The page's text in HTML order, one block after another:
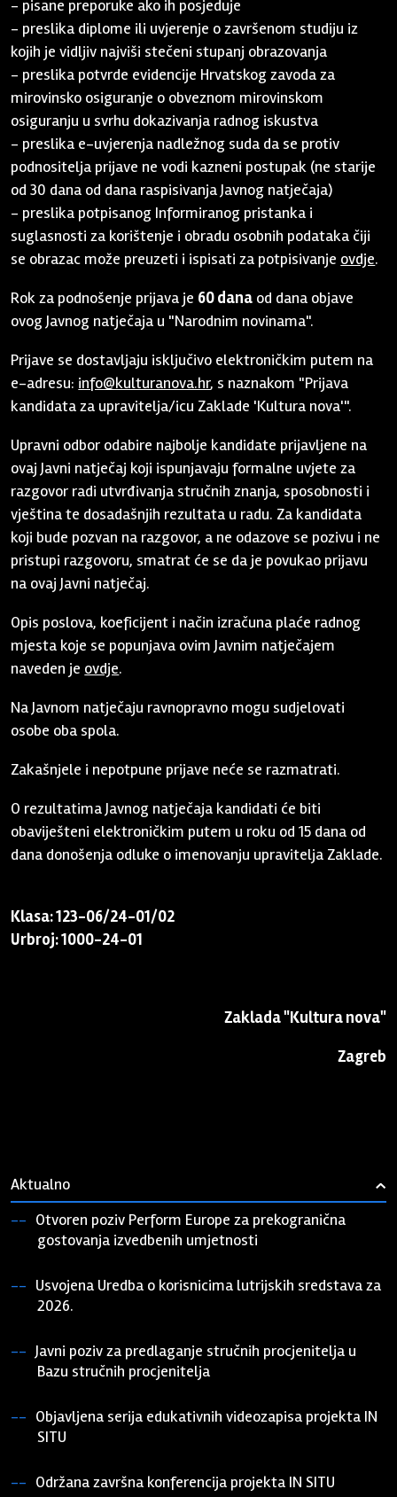
- pisane preporuke ako ih posjeduje
- preslika diplome ili uvjerenje o završenom studiju iz
kojih je vidljiv najviši stečeni stupanj obrazovanja
- preslika potvrde evidencije Hrvatskog zavoda za
mirovinsko osiguranje o obveznom mirovinskom
osiguranju u svrhu dokazivanja radnog iskustva
- preslika e-uvjerenja nadležnog suda da se protiv
podnositelja prijave ne vodi kazneni postupak (ne starije
od 30 dana od dana raspisivanja Javnog natječaja)
- preslika potpisanog Informiranog pristanka i
suglasnosti za korištenje i obradu osobnih podataka čiji
se obrazac može preuzeti i ispisati za potpisivanje ovdje.
Rok za podnošenje prijava je 60 dana od dana objave
ovog Javnog natječaja u "Narodnim novinama".
Prijave se dostavljaju isključivo elektroničkim putem na
e-adresu: info@kulturanova.hr, s naznakom "Prijava
kandidata za upravitelja/icu Zaklade 'Kultura nova'".
Upravni odbor odabire najbolje kandidate prijavljene na
ovaj Javni natječaj koji ispunjavaju formalne uvjete za
razgovor radi utvrđivanja stručnih znanja, sposobnosti i
vještina te dosadašnjih rezultata u radu. Za kandidata
koji bude pozvan na razgovor, a ne odazove se pozivu i ne
pristupi razgovoru, smatrat će se da je povukao prijavu
na ovaj Javni natječaj.
Opis poslova, koeficijent i način izračuna plaće radnog
mjesta koje se popunjava ovim Javnim natječajem
naveden je ovdje.
Na Javnom natječaju ravnopravno mogu sudjelovati
osobe oba spola.
Zakašnjele i nepotpune prijave neće se razmatrati.
O rezultatima Javnog natječaja kandidati će biti
obaviješteni elektroničkim putem u roku od 15 dana od
dana donošenja odluke o imenovanju upravitelja Zaklade.
Klasa: 123-06/24-01/02
Urbroj: 1000-24-01
Zaklada "Kultura nova"
Zagreb
Aktualno ›
Otvoren poziv Perform Europe za prekogranična
gostovanja izvedbenih umjetnosti
Usvojena Uredba o korisnicima lutrijskih sredstava za
2026.
Javni poziv za predlaganje stručnih procjenitelja u
Bazu stručnih procjenitelja
Objavljena serija edukativnih videozapisa projekta IN
SITU
Održana završna konferencija projekta IN SITU